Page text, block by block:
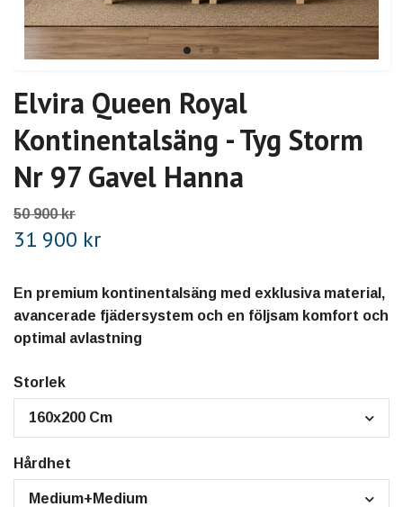
Elvira Queen Royal
Kontinentalsäng - Tyg Storm
Nr 97 Gavel Hanna
50 900 kr
31 900 kr
En premium kontinentalsäng med exklusiva material,
avancerade fjädersystem och en följsam komfort och
optimal avlastning
Storlek
160x200 Cm
Hårdhet
Medium+Medium